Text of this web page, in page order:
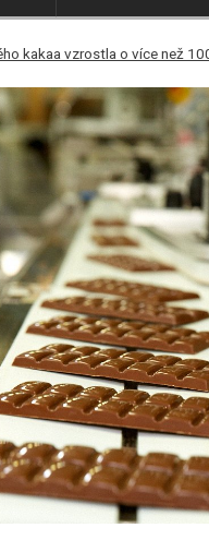
kakaa vzrostla o více než